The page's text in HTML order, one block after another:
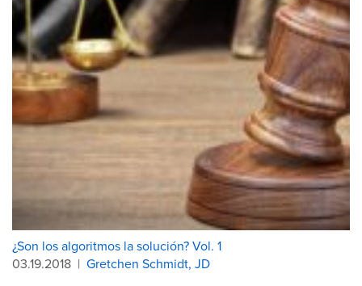
¿Son los algoritmos la solución? Vol. 1
03.19.2018 | Gretchen Schmidt, JD